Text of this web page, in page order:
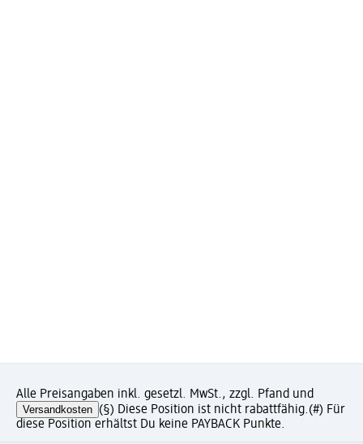
Alle Preisangaben inkl. gesetzl. MwSt., zzgl. Pfand und
Versandkosten (§) Diese Position ist nicht rabattfähig.(#) Für
diese Position erhältst Du keine PAYBACK Punkte.